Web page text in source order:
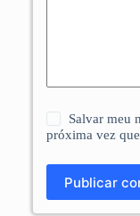
Salvar meu
próxima vez
Publicar